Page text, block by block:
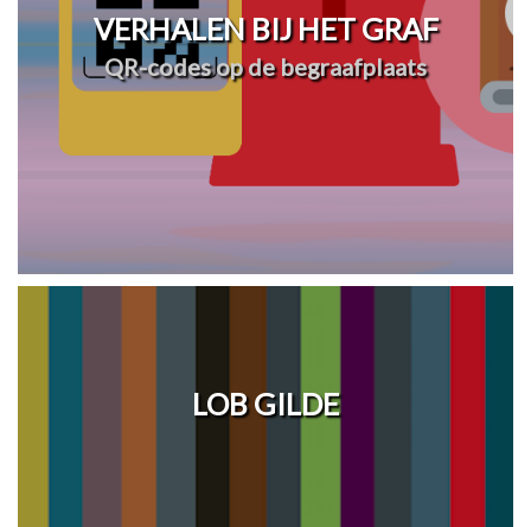
VERHALEN BIJ HET GRAF
QR-codes op de begraafplaats
LOB GILDE